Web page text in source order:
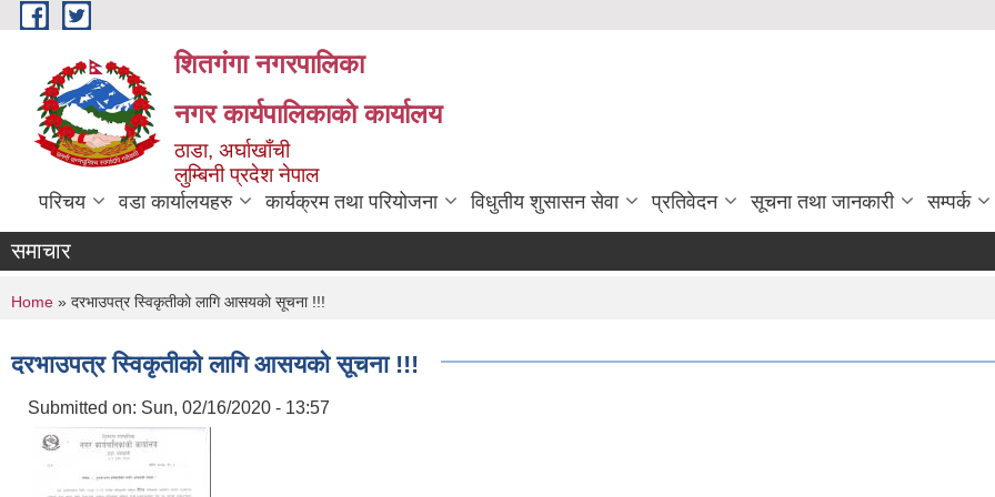
Skip to main content
शितगंगा नगरपालिका
नगर कार्यपालिकाकाे कार्यालय
ठाडा, अर्घाखाँची
लुम्बिनी प्रदेश नेपाल
परिचय वडा कार्यालयहरु कार्यक्रम तथा परियोजना विधुतीय शुसासन सेवा प्रतिवेदन सूचना तथा जानकारी सम्पर्क
समाचार
You are here
Home » दरभाउपत्र स्विकृतीकाे लागि आसयकाे सूचना !!!
दरभाउपत्र स्विकृतीकाे लागि आसयकाे सूचना !!!
Submitted on: Sun, 02/16/2020 - 13:57